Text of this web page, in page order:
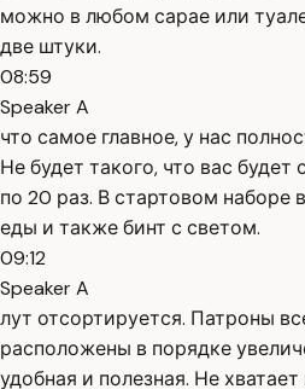
можно в любом сарае или
две штуки.
08:59
Speaker A
что самое главное, у нас
Не будет такого, что вас
по 20 раз. В стартовом наборе
еды и также бинт с светом.
09:12
Speaker A
лут отсортируется. Патроны
расположены в порядке
удобная и полезная. Не